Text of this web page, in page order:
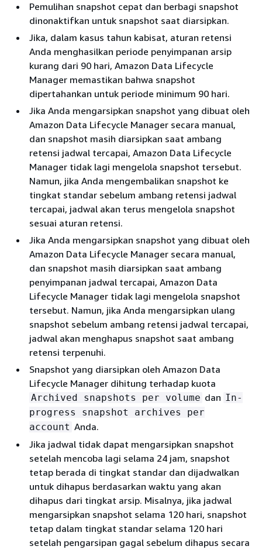
Pemulihan snapshot cepat dan berbagi snapshot
dinonaktifkan untuk snapshot saat diarsipkan.
Jika, dalam kasus tahun kabisat, aturan retensi
Anda menghasilkan periode penyimpanan arsip
kurang dari 90 hari, Amazon Data Lifecycle
Manager memastikan bahwa snapshot
dipertahankan untuk periode minimum 90 hari.
Jika Anda mengarsipkan snapshot yang dibuat oleh
Amazon Data Lifecycle Manager secara manual,
dan snapshot masih diarsipkan saat ambang
retensi jadwal tercapai, Amazon Data Lifecycle
Manager tidak lagi mengelola snapshot tersebut.
Namun, jika Anda mengembalikan snapshot ke
tingkat standar sebelum ambang retensi jadwal
tercapai, jadwal akan terus mengelola snapshot
sesuai aturan retensi.
Jika Anda mengarsipkan snapshot yang dibuat oleh
Amazon Data Lifecycle Manager secara manual,
dan snapshot masih diarsipkan saat ambang
penyimpanan jadwal tercapai, Amazon Data
Lifecycle Manager tidak lagi mengelola snapshot
tersebut. Namun, jika Anda mengarsipkan ulang
snapshot sebelum ambang retensi jadwal tercapai,
jadwal akan menghapus snapshot saat ambang
retensi terpenuhi.
Snapshot yang diarsipkan oleh Amazon Data
Lifecycle Manager dihitung terhadap kuota
Archived snapshots per volume dan In-
progress snapshot archives per
account Anda.
Jika jadwal tidak dapat mengarsipkan snapshot
setelah mencoba lagi selama 24 jam, snapshot
tetap berada di tingkat standar dan dijadwalkan
untuk dihapus berdasarkan waktu yang akan
dihapus dari tingkat arsip. Misalnya, jika jadwal
mengarsipkan snapshot selama 120 hari, snapshot
tetap dalam tingkat standar selama 120 hari
setelah pengarsipan gagal sebelum dihapus secara